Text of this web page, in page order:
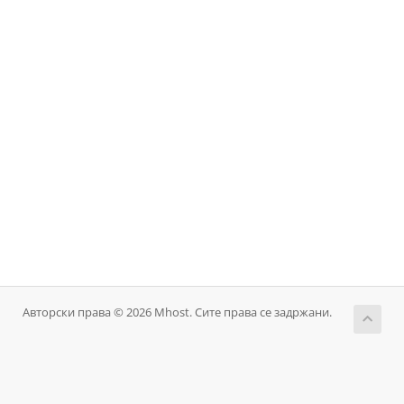
Авторски права © 2026 Mhost. Сите права се задржани.